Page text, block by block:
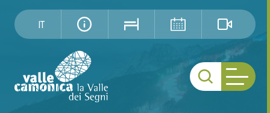
IT